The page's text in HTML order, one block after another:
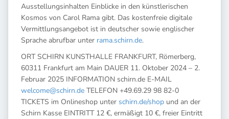
Ausstellungsinhalten Einblicke in den künstlerischen
Kosmos von Carol Rama gibt. Das kostenfreie digitale
Vermittlungsangebot ist in deutscher sowie englischer
Sprache abrufbar unter rama.schirn.de.
ORT SCHIRN KUNSTHALLE FRANKFURT, Römerberg,
60311 Frankfurt am Main DAUER 11. Oktober 2024 – 2.
Februar 2025 INFORMATION schirn.de E-MAIL
welcome@schirn.de TELEFON +49.69.29 98 82-0
TICKETS im Onlineshop unter schirn.de/shop und an der
Schirn Kasse EINTRITT 12 €, ermäßigt 10 €, freier Eintritt